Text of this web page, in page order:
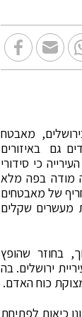
מאבטח
גם באיזורים
כי סידורי
מודה בפה מלא
של מאבטחים
מעשרים שקלים
בחוזר שהופץ
ירושלים. בה
כוח האדם.
כיאות לפתיחת